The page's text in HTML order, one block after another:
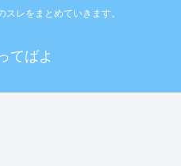
レをまとめていきます。
てばよ